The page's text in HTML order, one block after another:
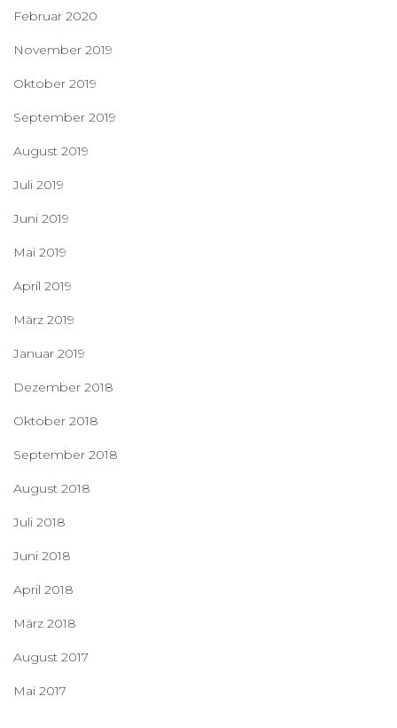
Februar 2020
November 2019
Oktober 2019
September 2019
August 2019
Juli 2019
Juni 2019
Mai 2019
April 2019
März 2019
Januar 2019
Dezember 2018
Oktober 2018
September 2018
August 2018
Juli 2018
Juni 2018
April 2018
März 2018
August 2017
Mai 2017